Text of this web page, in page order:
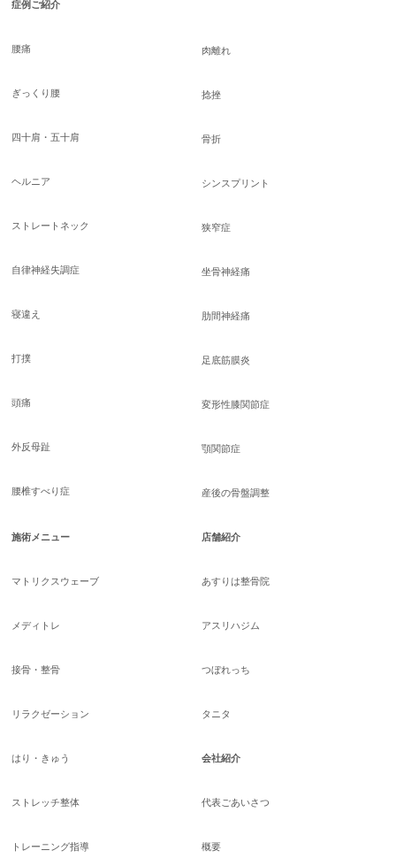
症例ご紹介
腰痛
ぎっくり腰
四十肩・五十肩
ヘルニア
ストレートネック
自律神経失調症
寝違え
打撲
頭痛
外反母趾
腰椎すべり症
肉離れ
捻挫
骨折
シンスプリント
狭窄症
坐骨神経痛
肋間神経痛
足底筋膜炎
変形性膝関節症
顎関節症
産後の骨盤調整
施術メニュー
マトリクスウェーブ
メディトレ
接骨・整骨
リラクゼーション
はり・きゅう
ストレッチ整体
トレーニング指導
店舗紹介
あすりは整骨院
アスリハジム
つぼれっち
タニタ
会社紹介
代表ごあいさつ
概要